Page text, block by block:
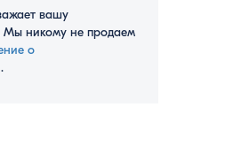
вашу
Мы никому не продаем
о
․